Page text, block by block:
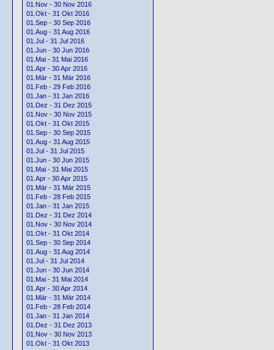
01.Nov - 30 Nov 2016
01.Okt - 31 Okt 2016
01.Sep - 30 Sep 2016
01.Aug - 31 Aug 2016
01.Jul - 31 Jul 2016
01.Jun - 30 Jun 2016
01.Mai - 31 Mai 2016
01.Apr - 30 Apr 2016
01.Mär - 31 Mär 2016
01.Feb - 29 Feb 2016
01.Jan - 31 Jan 2016
01.Dez - 31 Dez 2015
01.Nov - 30 Nov 2015
01.Okt - 31 Okt 2015
01.Sep - 30 Sep 2015
01.Aug - 31 Aug 2015
01.Jul - 31 Jul 2015
01.Jun - 30 Jun 2015
01.Mai - 31 Mai 2015
01.Apr - 30 Apr 2015
01.Mär - 31 Mär 2015
01.Feb - 28 Feb 2015
01.Jan - 31 Jan 2015
01.Dez - 31 Dez 2014
01.Nov - 30 Nov 2014
01.Okt - 31 Okt 2014
01.Sep - 30 Sep 2014
01.Aug - 31 Aug 2014
01.Jul - 31 Jul 2014
01.Jun - 30 Jun 2014
01.Mai - 31 Mai 2014
01.Apr - 30 Apr 2014
01.Mär - 31 Mär 2014
01.Feb - 28 Feb 2014
01.Jan - 31 Jan 2014
01.Dez - 31 Dez 2013
01.Nov - 30 Nov 2013
01.Okt - 31 Okt 2013